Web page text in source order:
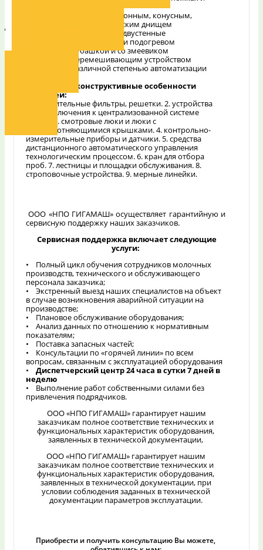
4. Емкости с плоским, наклонным, конусным,
эллиптическим и сферическим днищем
5. Емкости одностенные и двустенные
6. Емкости с охлаждением и подогревом
7. Емкости с рубашкой и со змеевиком
8. Емкости с перемешивающим устройством
9. Емкости с различной степенью автоматизации
Возможные конструктивные особенности
емкостей:
1. очистительные фильтры, решетки. 2. устройства
для подключения к централизованной системе
мойки. 3. смотровые люки и люки с
самоуплотняющимися крышками. 4. контрольно-
измерительные приборы и датчики. 5. средства
дистанционного автоматического управления
технологическим процессом. 6. кран для отбора
проб. 7. лестницы и площадки обслуживания. 8.
строповочные устройства. 9. мерные линейки.
ООО «НПО ГИГАМАШ» осуществляет гарантийную и
сервисную поддержку наших заказчиков.
Сервисная поддержка включает следующие
услуги:
• Полный цикл обучения сотрудников молочных
производств, технического и обслуживающего
персонала заказчика;
• Экстренный выезд наших специалистов на объект
в случае возникновения аварийной ситуации на
производстве;
• Плановое обслуживание оборудования;
• Анализ данных по отношению к нормативным
показателям;
• Поставка запасных частей;
• Консультации по «горячей линии» по всем
вопросам, связанным с эксплуатацией оборудования
• Диспетчерский центр 24 часа в сутки 7 дней в
неделю
• Выполнение работ собственными силами без
привлечения подрядчиков.
ООО «НПО ГИГАМАШ» гарантирует нашим
заказчикам полное соответствие технических и
функциональных характеристик оборудования,
заявленных в технической документации,
ООО «НПО ГИГАМАШ» гарантирует нашим
заказчикам полное соответствие технических и
функциональных характеристик оборудования,
заявленных в технической документации, при
условии соблюдения заданных в технической
документации параметров эксплуатации.
Приобрести и получить консультацию Вы можете,